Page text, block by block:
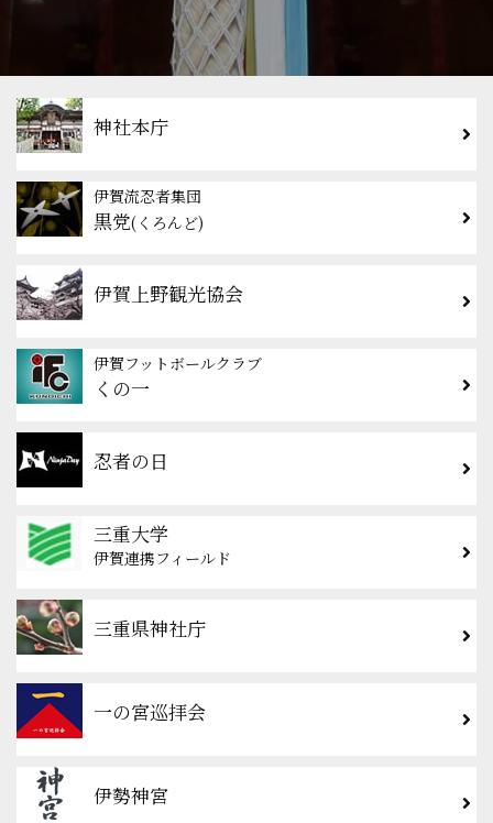
神社本庁
伊賀流忍者集団
黒党(くろんど)
伊賀上野観光協会
伊賀フットボールクラブ
くの一
忍者の日
三重大学
伊賀連携フィールド
三重県神社庁
一の宮巡拝会
伊勢神宮